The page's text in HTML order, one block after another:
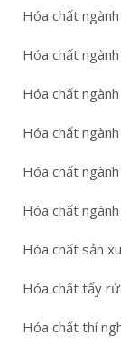
Hóa chất
Hóa chất
Hóa chất
Hóa chất
Hóa chất
Hóa chất
Hóa chất sản
Hóa chất tẩy
Hóa chất thí